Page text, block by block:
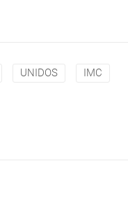
UNIDOS IMC